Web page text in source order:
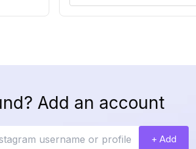
Add an account
+ Add